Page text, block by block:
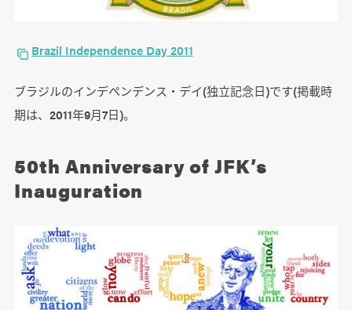
Brazil Independence Day 2011
ブラジルのインデペンデンス・デイ(独立記念日)です(掲載時
期は、2011年9月7日)。
50th Anniversary of JFK’s
Inauguration